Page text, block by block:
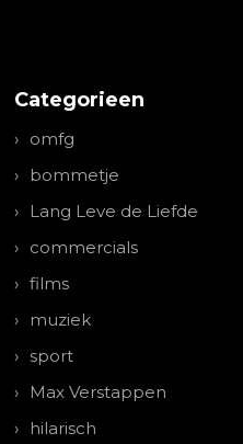
Categorieen
omfg
bommetje
Lang Leve de Liefde
commercials
films
muziek
sport
Max Verstappen
hilarisch